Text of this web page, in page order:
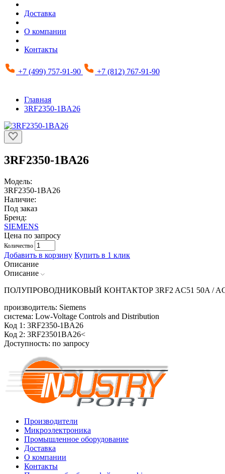
Доставка
О компании
Контакты
+7 (499) 757-91-90 +7 (812) 767-91-90
Главная
3RF2350-1BA26
3RF2350-1BA26
Модель:
3RF2350-1BA26
Наличие:
Под заказ
Бренд:
SIEMENS
Цена по запросу
Количество
Добавить в корзину Купить в 1 клик
Описание
Описание
ПОЛУПРОВОДНИКОВЫЙ КОНТАКТОР 3RF2 AC51 50A /
производитель: Siemens
система: Low-Voltage Controls and Distribution
Код 1: 3RF2350-1BA26
Код 2: 3RF23501BA26<
Доступность: по запросу
Производители
Микроэлектроника
Промышленное оборудование
Доставка
О компании
Контакты